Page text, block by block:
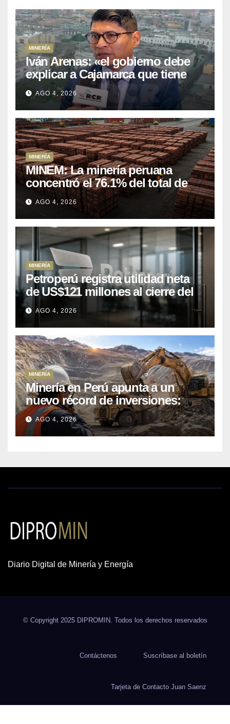
MINERÍA
Iván Arenas: «el gobierno debe
explicar a Cajamarca que tiene
US$ 16 mil millones en proyectos
mineros para salir de la pobreza
AGO 4, 2026
MINERÍA
MINEM: La minería peruana
concentró el 76.1% del total de
las exportaciones nacionales
entre enero y abril de 2026
AGO 4, 2026
MINERÍA
Petroperú registra utilidad neta
de US$121 millones al cierre del
primer semestre 2026
AGO 4, 2026
MINERÍA
Minería en Perú apunta a un
nuevo récord de inversiones:
crecen los petitorios y el FMI
insta a destrabar proyectos
AGO 4, 2026
Diario Digital de Minería y Energía
© Copyright 2025 DIPROMIN. Todos los derechos reservados
Contáctenos Suscríbase al boletín
Tarjeta de Contacto Juan Saenz